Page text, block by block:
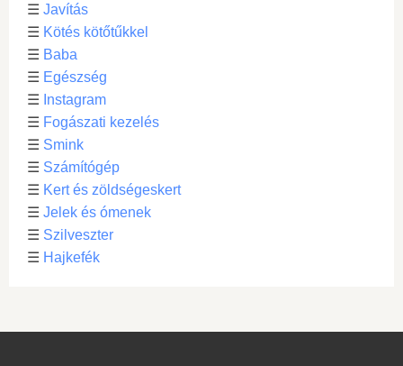
☰ Javítás
☰ Kötés kötőtűkkel
☰ Baba
☰ Egészség
☰ Instagram
☰ Fogászati kezelés
☰ Smink
☰ Számítógép
☰ Kert és zöldségeskert
☰ Jelek és ómenek
☰ Szilveszter
☰ Hajkefék